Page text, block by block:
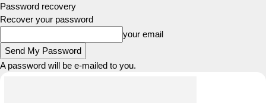
Password recovery
Recover your password
your email
A password will be e-mailed to you.